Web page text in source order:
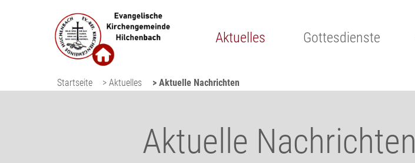
Aktuelles Gottesdienste
Startseite > Aktuelles > Aktuelle Nachrichten
Aktuelle Nachrichten